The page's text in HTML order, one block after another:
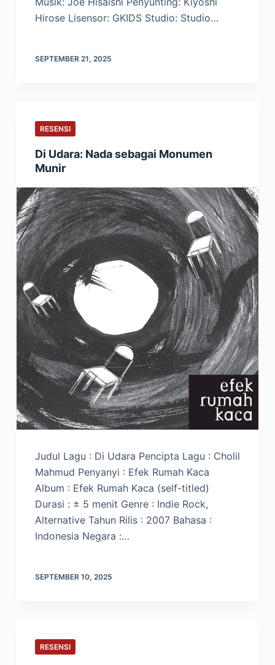
Hirose Lisensor: GKIDS Studio: Studio…
SEPTEMBER 21, 2025
RESENSI
Di Udara: Nada sebagai Monumen
Munir
Judul Lagu : Di Udara Pencipta Lagu : Cholil
Mahmud Penyanyi : Efek Rumah Kaca
Album : Efek Rumah Kaca (self-titled)
Durasi : ± 5 menit Genre : Indie Rock,
Alternative Tahun Rilis : 2007 Bahasa :
Indonesia Negara :…
SEPTEMBER 10, 2025
RESENSI